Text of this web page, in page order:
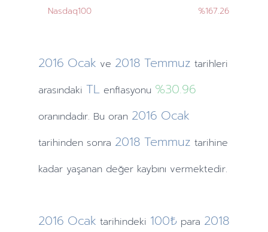
Nasdaq100 %167.26
2016 Ocak ve 2018 Temmuz tarihleri
arasındaki TLenflasyonu %30.96
oranındadır. Bu oran 2016 Ocak
tarihindensonra 2018 Temmuz tarihine
kadar yaşanan değer kaybını vermektedir.
2016 Ocak tarihindeki 100₺ para 2018